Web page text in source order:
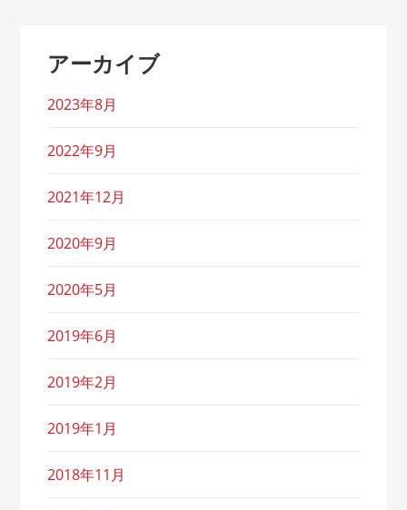
アーカイブ
2023年8月
2022年9月
2021年12月
2020年9月
2020年5月
2019年6月
2019年2月
2019年1月
2018年11月